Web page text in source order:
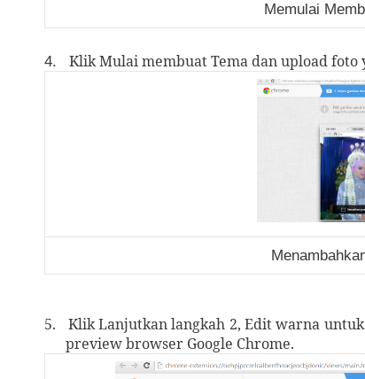
Memulai
4. Klik Mulai membuat Tema dan upload
5.
Klik Lanjutkan langkah 2, Edit warna
preview browser Google Chrome.